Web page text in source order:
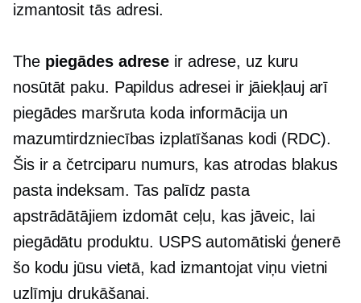
izmantosit tās adresi.
The piegādes adrese ir adrese, uz kuru
nosūtāt paku. Papildus adresei ir jāiekļauj arī
piegādes maršruta koda informācija un
mazumtirdzniecības izplatīšanas kodi (RDC).
Šis ir ačetrciparu numurs, kas atrodas blakus
pasta indeksam. Tas palīdz pasta
apstrādātājiem izdomāt ceļu, kas jāveic, lai
piegādātu produktu. USPS automātiski ģenerē
šo kodu jūsu vietā, kad izmantojat viņu vietni
uzlīmju drukāšanai.